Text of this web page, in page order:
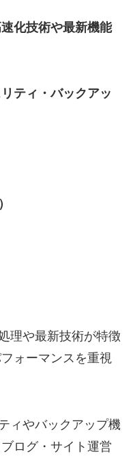
化技術や最新機能
ティ・バックアッ
理や最新技術が特徴
ォーマンスを重視
ィやバックアップ機
ログ・サイト運営